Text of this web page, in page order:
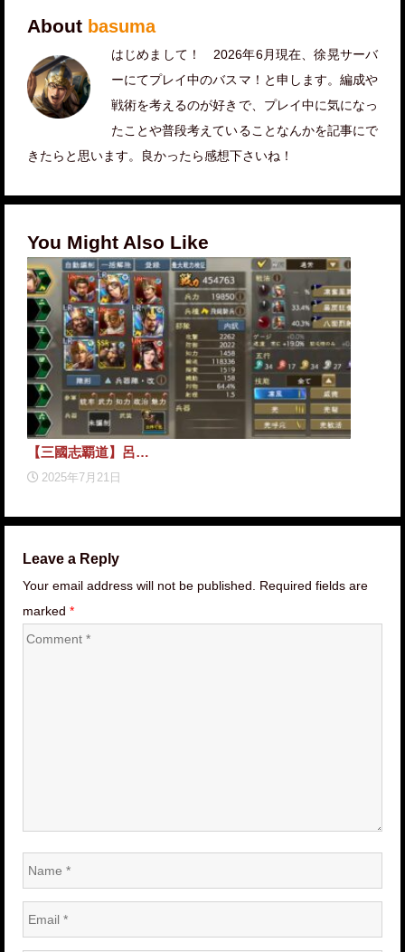
About basuma
はじめまして！ 2026年6月現在、徐晃サーバ
ーにてプレイ中のバスマ！と申します。編成や
戦術を考えるのが好きで、プレイ中に気になっ
たことや普段考えていることなんかを記事にで
きたらと思います。良かったら感想下さいね！
You Might Also Like
【三國志覇道】呂…
2025年7月21日
Leave a Reply
Your email address will not be published. Required fields are
marked *
Comment
Name
*
Email
*